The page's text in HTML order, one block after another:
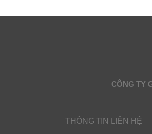
CÔNG TY
THÔNG TIN LIÊN HỆ